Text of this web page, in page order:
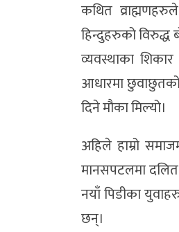
कथित
हिन्दुहरुको विरुद्ध
व्यवस्थाका
आधारमा
दिने मौका मिल्यो।
अहिले हाम्रो
मानसपटलमा
नयाँ पिडीका
छन्।